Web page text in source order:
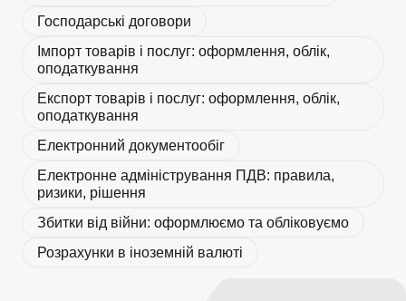
Господарські договори
Імпорт товарів і послуг: оформлення, облік,
оподаткування
Експорт товарів і послуг: оформлення, облік,
оподаткування
Електронний документообіг
Електронне адміністрування ПДВ: правила,
ризики, рішення
Збитки від війни: оформлюємо та обліковуємо
Розрахунки в іноземній валюті